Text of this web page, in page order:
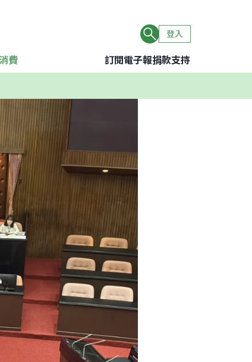
登入
費 訂閱電子報捐款支持